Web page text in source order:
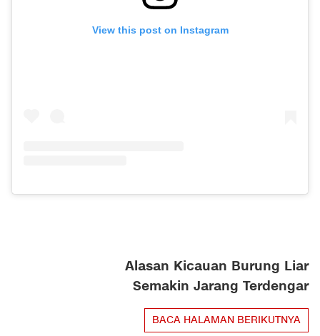
View this post on Instagram
Alasan Kicauan Burung Liar
Semakin Jarang Terdengar
BACA HALAMAN BERIKUTNYA